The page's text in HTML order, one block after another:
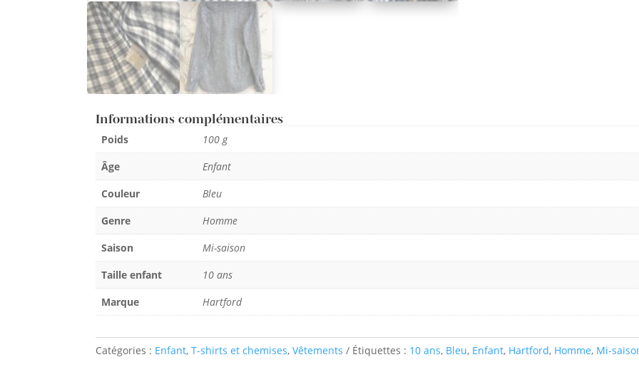
Informations complémentaires
Poids
100 g
Âge
Enfant
Couleur
Bleu
Genre
Homme
Saison
Mi-saison
Taille enfant
10 ans
Marque
Hartford
Catégories : Enfant,T-shirts et chemises,Vêtements Étiquettes : 10 ans, Bleu, Enfant, Hartford, Homme, Mi-